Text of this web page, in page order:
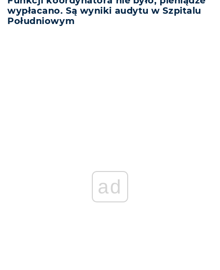
wypłacano. Są wyniki audytu w Szpitalu
Południowym